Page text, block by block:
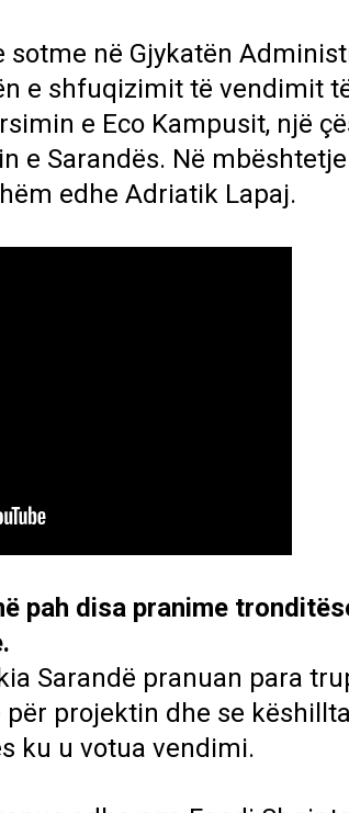
sotme në Gjykatën
e shfuqizimit të vendimit
e Eco Kampusit, një
e Sarandës. Në
edhe Adriatik Lapaj.
pah disa pranime
Sarandë pranuan para
projektin dhe se
ku u votua vendimi.